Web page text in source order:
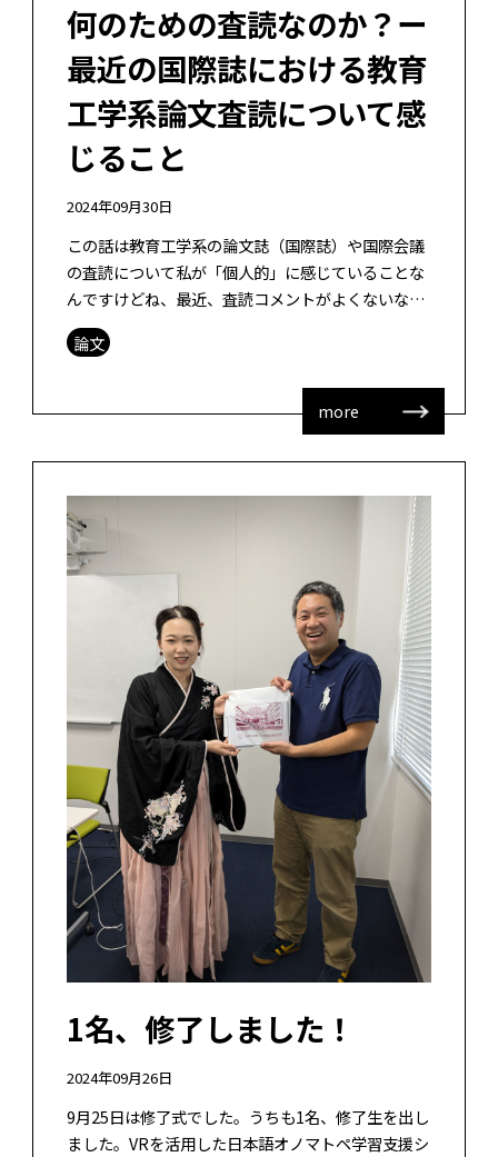
何のための査読なのか？ー
最近の国際誌における教育
工学系論文査読について感
じること
2024年09月30日
この話は教育工学系の論文誌（国際誌）や国際会議
の査読について私が「個人的」に感じていることな
んですけどね、最近、査読コメントがよくないなと
思うことが増えました。私が見ている範囲の話だけ
かもしれませんけどね。国内は最近はよ […]
論文
more
1名、修了しました！
2024年09月26日
9月25日は修了式でした。うちも1名、修了生を出し
ました。VRを活用した日本語オノマトペ学習支援シ